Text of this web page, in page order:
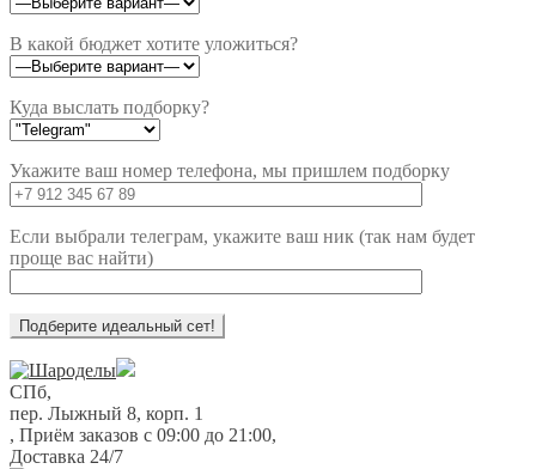
В какой бюджет хотите уложиться?
Куда выслать подборку?
Укажите ваш номер телефона, мы пришлем подборку
Если выбрали телеграм, укажите ваш ник (так нам будет
проще вас найти)
Перейти
к
навигации
Перейти
к
содержимому
СПб,
пер. Лыжный 8, корп. 1
, Приём заказов с 09:00 до 21:00,
Доставка 24/7